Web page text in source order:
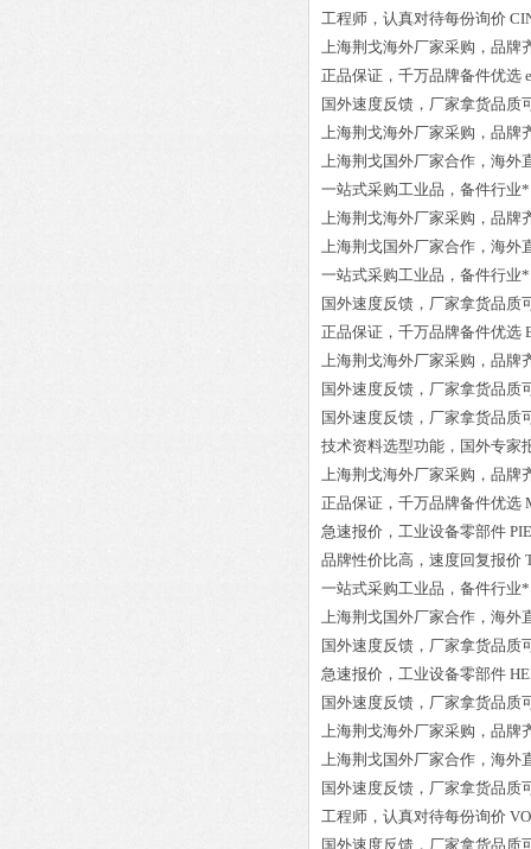
工程师 ，认真对待每份询价
上海荆戈海外厂家采购 ，品牌
正品保证 ，千万品牌备件优选
国外速度反馈，厂家拿货品质
上海荆戈海外厂家采购 ，品牌
上海荆戈国外厂家合作，海外
一站式采购工业品 ， 备件行业*
上海荆戈海外厂家采购 ，品牌
上海荆戈国外厂家合作，海外
一站式采购工业品 ， 备件行业*
国外速度反馈，厂家拿货品质
正品保证 ，千万品牌备件优选
上海荆戈海外厂家采购 ，品牌
国外速度反馈，厂家拿货品质
国外速度反馈，厂家拿货品质
技术资料选型功能，国外专家
上海荆戈海外厂家采购 ，品牌
正品保证 ，千万品牌备件优选
急速报价， 工业设备零部件
品牌性价比高 ，速度回复报价
一站式采购工业品 ， 备件行业*
上海荆戈国外厂家合作，海外
国外速度反馈，厂家拿货品质
急速报价， 工业设备零部件
国外速度反馈，厂家拿货品质
上海荆戈海外厂家采购 ，品牌
上海荆戈国外厂家合作，海外
国外速度反馈，厂家拿货品质
工程师 ，认真对待每份询价
国外速度反馈，厂家拿货品质